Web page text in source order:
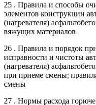
25 . Правила и способы
элементов конструкции
(нагревателя)
вяжущих материалов
26 . Правила и порядок
исправности и чистоты
(нагревателя)
при приеме смены;
смены
27 . Нормы расхода